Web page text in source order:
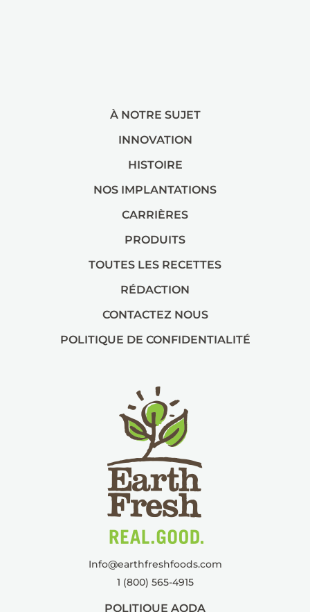
Info@earthfreshfoods.com
1 (800) 565-4915
POLITIQUE AODA
À NOTRE SUJET
INNOVATION
HISTOIRE
NOS IMPLANTATIONS
CARRIÈRES
PRODUITS
TOUTES LES RECETTES
RÉDACTION
CONTACTEZ NOUS
POLITIQUE DE CONFIDENTIALITÉ